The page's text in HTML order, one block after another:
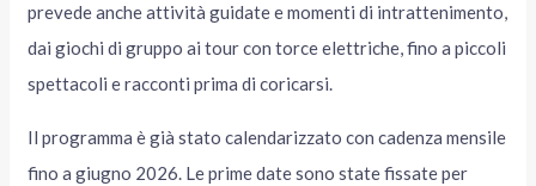
prevede anche attività guidate e momenti di intrattenimento,
dai giochi di gruppo ai tour con torce elettriche, fino a piccoli
spettacoli e racconti prima di coricarsi.
Il programma è già stato calendarizzato con cadenza mensile
fino a giugno 2026. Le prime date sono state fissate per